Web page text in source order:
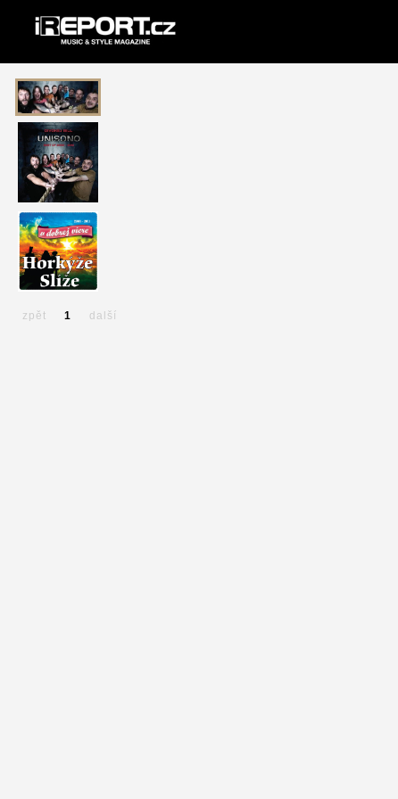
zpět 1 další